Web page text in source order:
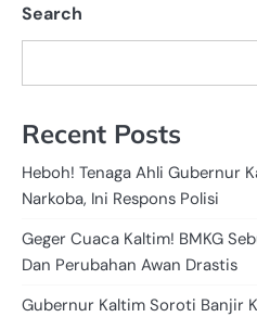
Search
Recent Posts
Heboh! Tenaga Ahli Gubernur
Narkoba, Ini Respons Polisi
Geger Cuaca Kaltim! BMKG
Dan Perubahan Awan Drastis
Gubernur Kaltim Soroti Banjir